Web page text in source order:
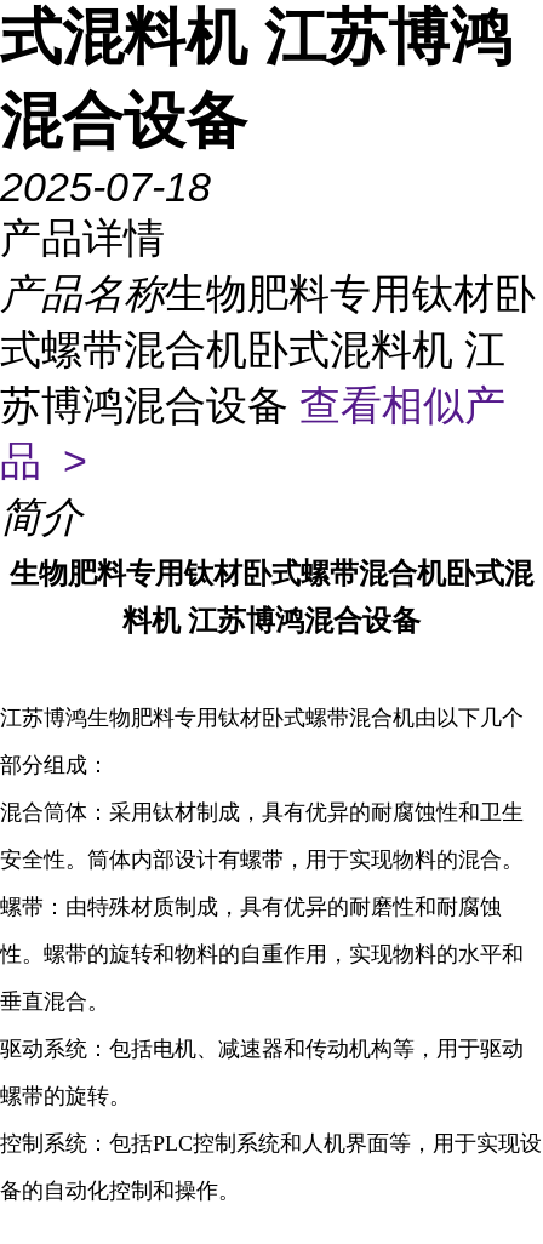
式混料机 江苏博鸿
混合设备
2025-07-18
产品详情
产品名称生物肥料专用钛材卧
式螺带混合机卧式混料机 江
苏博鸿混合设备 查看相似产
品 >
简介
生物肥料专用钛材卧式螺带混合机卧式混
料机 江苏博鸿混合设备
江苏博鸿生物肥料专用钛材卧式螺带混合机由以下几个
部分组成：
混合筒体：采用钛材制成，具有优异的耐腐蚀性和卫生
安全性。筒体内部设计有螺带，用于实现物料的混合。
螺带：由特殊材质制成，具有优异的耐磨性和耐腐蚀
性。螺带的旋转和物料的自重作用，实现物料的水平和
垂直混合。
驱动系统：包括电机、减速器和传动机构等，用于驱动
螺带的旋转。
控制系统：包括PLC控制系统和人机界面等，用于实现设
备的自动化控制和操作。